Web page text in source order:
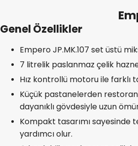
Genel Özellikler
Empero JP.MK.107 set üstü
7 litrelik paslanmaz çelik
Hız kontrollü motoru ile farklı
Küçük pastanelerden restoran
dayanıklı gövdesiyle uzun
Kompakt tasarımı sayesinde
yardımcı olur.